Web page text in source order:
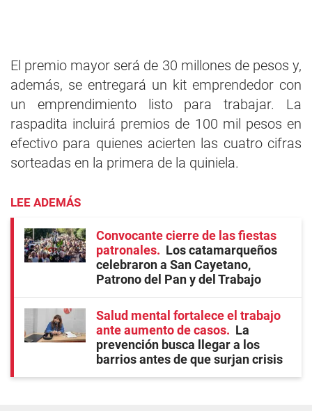
El premio mayor será de 30 millones de pesos y,
además, se entregará un kit emprendedor con
un emprendimiento listo para trabajar. La
raspadita incluirá premios de 100 mil pesos en
efectivo para quienes acierten las cuatro cifras
sorteadas en la primera de la quiniela.
LEE ADEMÁS
Convocante cierre de las fiestas
patronales
Los catamarqueños
celebraron a San Cayetano,
Patrono del Pan y del Trabajo
Salud mental fortalece el trabajo
ante aumento de casos
La
prevención busca llegar a los
barrios antes de que surjan crisis